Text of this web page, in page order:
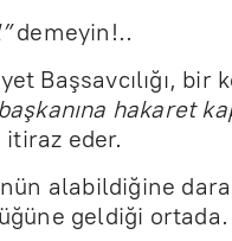
demeyin!..
Başsavcılığı,
hakaret
itiraz eder.
alabildiğine
geldiği ortada.